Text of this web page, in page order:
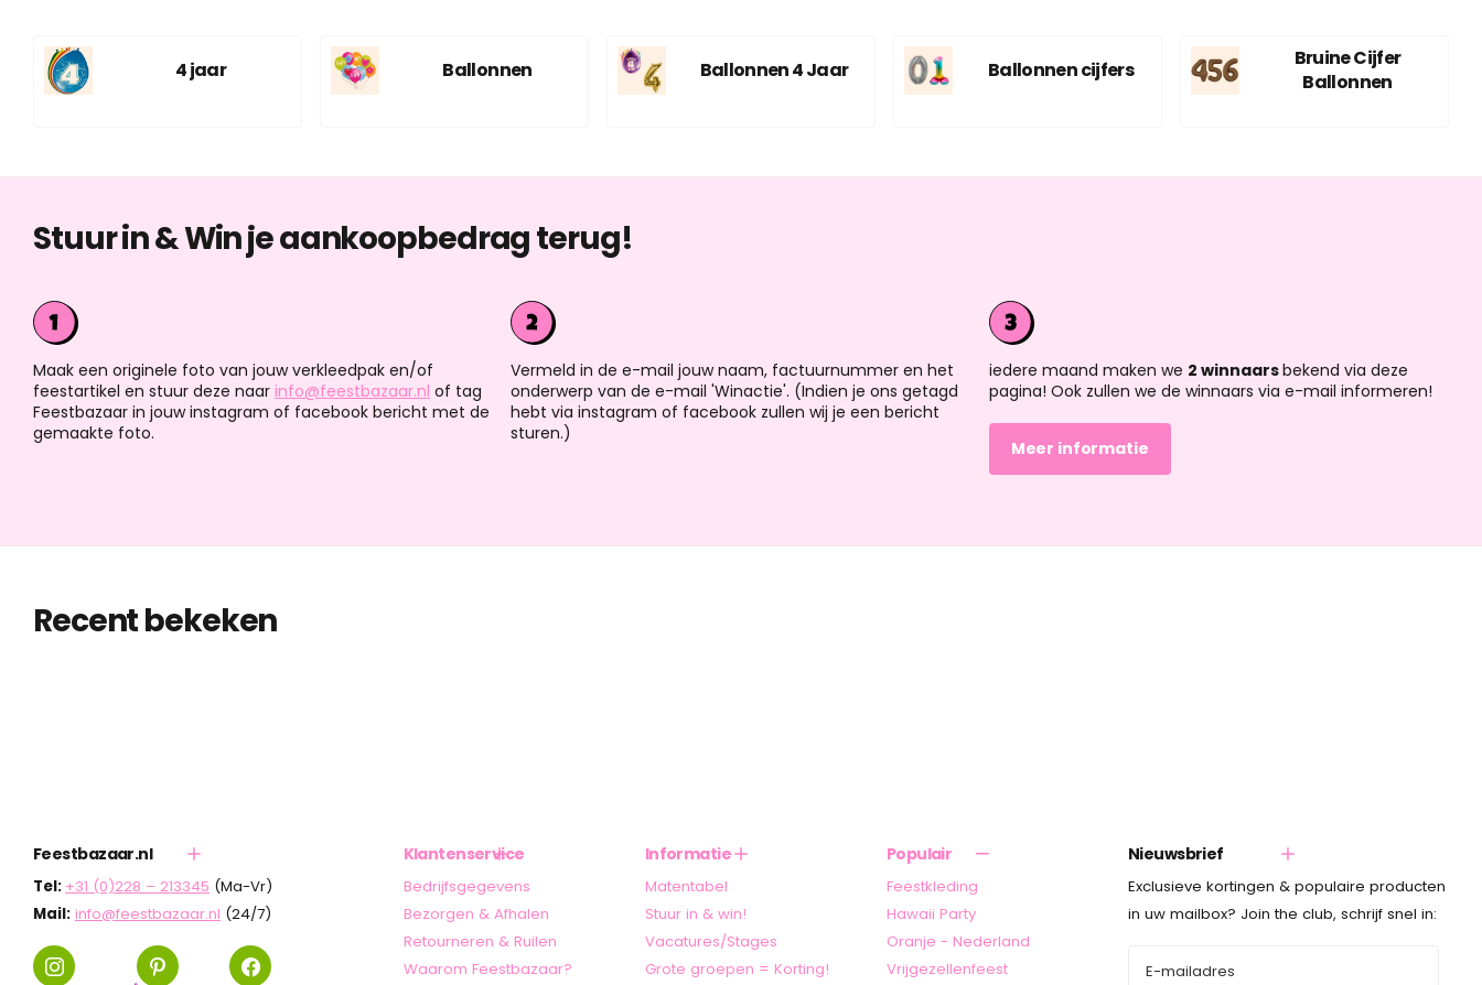
4 jaar Ballonnen Ballonnen 4 Jaar Ballonnen cijfers
Bruine Cijfer
Ballonnen
Stuur in & Win je aankoopbedrag terug!
Maak een originele foto van jouw verkleedpak en/of
feestartikel en stuur deze naar info@feestbazaar.nl of tag
Feestbazaar in jouw instagram of facebook bericht met de
gemaakte foto.
Vermeld in de e-mail jouw naam, factuurnummer en het
onderwerp van de e-mail 'Winactie'. (Indien je ons getagd
hebt via instagram of facebook zullen wij je een bericht
sturen.)
iedere maand maken we 2 winnaarsbekend via deze
pagina! Ook zullen we de winnaars via e-mail informeren!
Meer informatie
Recent bekeken
Feestbazaar.nl
Tel: +31 (0)228 – 213345 (Ma-Vr)
Mail: info@feestbazaar.nl (24/7)
Klantenservice
Bedrijfsgegevens
Bezorgen & Afhalen
Retourneren & Ruilen
Waarom Feestbazaar?
Informatie
Matentabel
Stuur in & win!
Vacatures/Stages
Grote groepen = Korting!
Populair
Feestkleding
Hawaii Party
Oranje - Nederland
Vrijgezellenfeest
Nieuwsbrief
Exclusieve kortingen & populaire producten
in uw mailbox? Join the club, schrijf snel in: